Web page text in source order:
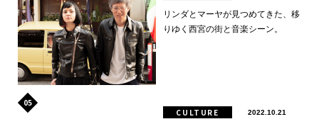
リンダとマーヤが見つめてきた、移
りゆく西宮の街と音楽シーン。
CULTURE 2022.10.21